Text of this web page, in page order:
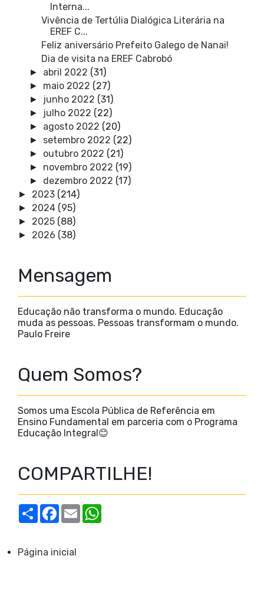
Interna...
Vivência de Tertúlia Dialógica Literária na
EREF C...
Feliz aniversário Prefeito Galego de Nanai!
Dia de visita na EREF Cabrobó
► abril 2022 (31)
► maio 2022 (27)
► junho 2022 (31)
► julho 2022 (22)
► agosto 2022 (20)
► setembro 2022 (22)
► outubro 2022 (21)
► novembro 2022 (19)
► dezembro 2022 (17)
► 2023 (214)
► 2024 (95)
► 2025 (88)
► 2026 (38)
Mensagem
Educação não transforma o mundo. Educação
muda as pessoas. Pessoas transformam o mundo.
Paulo Freire
Quem Somos?
Somos uma Escola Pública de Referência em
Ensino Fundamental em parceria com o Programa
Educação Integral😊
COMPARTILHE!
S
h
F
b
o
E
m
Página inicial